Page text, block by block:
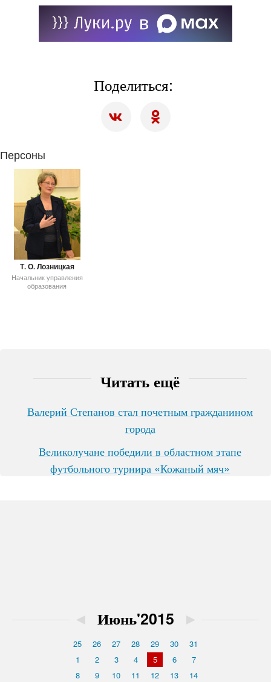
Поделиться:
Персоны
Т. О. Лозницкая
Начальник управления
образования
Читать ещё
Валерий Степанов стал почетным гражданином
города
Великолучане победили в областном этапе
футбольного турнира «Кожаный мяч»
◄ Июнь'2015 ►
25 26 27 28 29 30
31
1
2 3 4 5 6
7
8
9 10 11 12 13
14